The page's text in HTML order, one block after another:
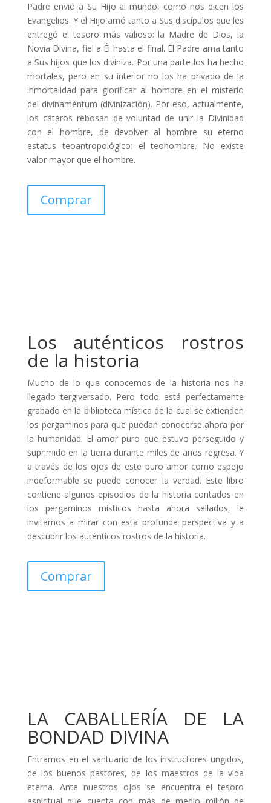
Padre envió a Su Hijo al mundo, como nos dicen los
Evangelios. Y el Hijo amó tanto a Sus discípulos que les
entregó el tesoro más valioso: la Madre de Dios, la
Novia Divina, fiel a Él hasta el final. El Padre ama tanto
a Sus hijos que los diviniza. Por una parte los ha hecho
mortales, pero en su interior no los ha privado de la
inmortalidad para glorificar al hombre en el misterio
del divinaméntum (divinización). Por eso, actualmente,
los cátaros rebosan de voluntad de unir la Divinidad
con el hombre, de devolver al hombre su eterno
estatus teoantropológico: el teohombre. No existe
valor mayor que el hombre.
Comprar
Los auténticos rostros
de la historia
Mucho de lo que conocemos de la historia nos ha
llegado tergiversado. Pero todo está perfectamente
grabado en la biblioteca mística de la cual se extienden
los pergaminos para que puedan conocerse ahora por
la humanidad. El amor puro que estuvo perseguido y
suprimido en la tierra durante miles de años regresa. Y
a través de los ojos de este puro amor como espejo
indeformable se puede conocer la verdad. Este libro
contiene algunos episodios de la historia contados en
los pergaminos místicos hasta ahora sellados, le
invitamos a mirar con esta profunda perspectiva y a
descubrir los auténticos rostros de la historia.
Comprar
LA CABALLERÍA DE LA
BONDAD DIVINA
Entramos en el santuario de los instructores ungidos,
de los buenos pastores, de los maestros de la vida
eterna. Ante nuestros ojos se encuentra el tesoro